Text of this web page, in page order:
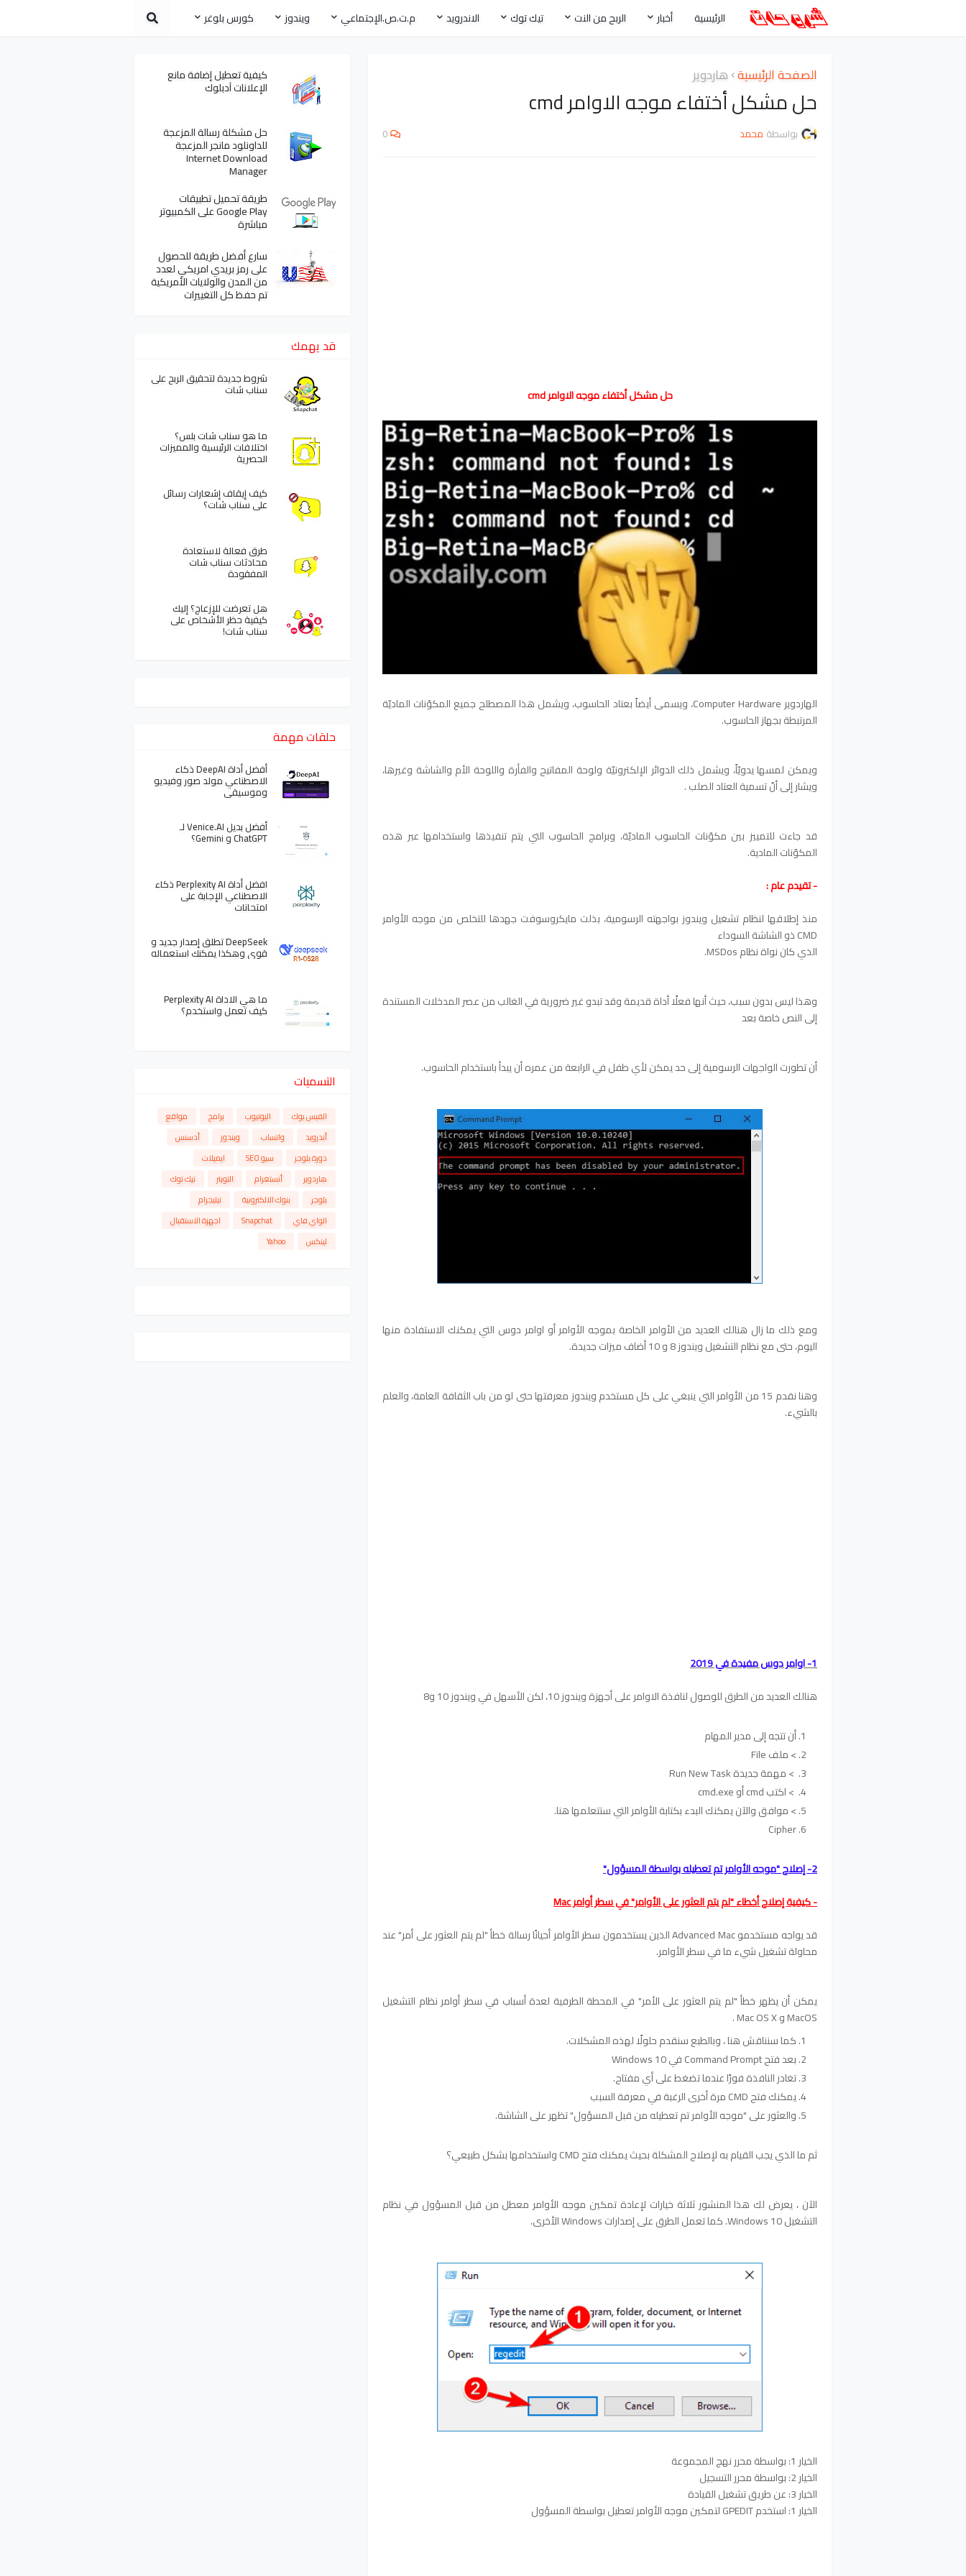
الرئيسية أخبار الربح من النت تيك توك الاندرويد م.ت.ص.الإجتماعي ويندوز كورس بلوغر
الصفحة الرئيسية هاردوير
حل مشكل أختفاء موجه الاوامر cmd
بواسطة محمد 0
حل مشكل أختفاء موجه الاوامر cmd
الهاردوير Computer Hardware، ويسمى أيضاً بعتاد الحاسوب، ويشمل هذا المصطلح جميع المكوّنات الماديّة
المرتبطة بجهاز الحاسوب.
ويمكن لمسها يدويّاً، ويشمل ذلك الدوائر الإلكترونيّة ولوحة المفاتيح والفأرة واللوحة الأم والشاشة وغيرها،
ويشار إلى أنّ تسمية العتاد الصلب .
قد جاءت للتمييز بين مكوّنات الحاسوب الماديّة، وبرامج الحاسوب التي يتم تنفيذها واستخدامها عبر هذه
المكوّنات المادية.
- تقيدم عام :
منذ إطلاقها لنظام تشغيل ويندوز بواجهته الرسومية، بذلت مايكروسوفت جهدها للتخلص من موجه الأوامر
CMD ذو الشاشة السوداء
الذي كان نواة نظام MSDos.
وهذا ليس بدون سبب، حيث أنها فعلًا أداة قديمة وقد تبدو غير ضرورية في الغالب من عصر المدخلات المستندة
إلى النص خاصة بعد
أن تطورت الواجهات الرسومية إلى حد يمكن لأي طفل في الرابعة من عمره أن يبدأ باستخدام الحاسوب.
ومع ذلك ما زال هنالك العديد من الأوامر الخاصة بموجه الأوامر أو اوامر دوس التي يمكنك الاستفادة منها
اليوم، حتى مع نظام التشغيل ويندوز 8 و 10 أضاف ميزات جديدة.
وهنا نقدم 15 من الأوامر التي ينبغي على كل مستخدم ويندوز معرفتها حتى لو من باب الثقافة العامة، والعلم
بالشيء.
1- اوامر دوس مفيدة في 2019
هنالك العديد من الطرق للوصول لنافذة الاوامر على أجهزة ويندوز 10، لكن الأسهل في ويندوز 10 و8
أن تتجه إلى مدير المهام
> ملف File
> مهمة جديدة Run New Task
> اكتب cmd أو cmd.exe
> موافق والآن يمكنك البدء بكتابة الأوامر التي ستتعلمها هنا.
Cipher
2- إصلاح "موجه الأوامر تم تعطيله بواسطة المسؤول"
- كيفية إصلاح أخطاء "لم يتم العثور على الأوامر" في سطر أوامر Mac
قد يواجه مستخدمو Advanced Mac الذين يستخدمون سطر الأوامر أحيانًا رسالة خطأ "لم يتم العثور على أمر" عند
محاولة تشغيل شيء ما في سطر الأوامر.
يمكن أن يظهر خطأ "لم يتم العثور على الأمر" في المحطة الطرفية لعدة أسباب في سطر أوامر نظام التشغيل
MacOS و Mac OS X .
كما سنناقش هنا ، وبالطبع سنقدم حلولًا لهذه المشكلات.
بعد فتح Command Prompt في Windows 10
تغادر النافذة فورًا عندما تضغط على أي مفتاح.
يمكنك فتح CMD مرة أخرى الرغبة في معرفة السبب
والعثور على "موجه الأوامر تم تعطيله من قبل المسؤول" تظهر على الشاشة.
ثم ما الذي يجب القيام به لإصلاح المشكلة بحيث يمكنك فتح CMD واستخدامها بشكل طبيعي؟
الآن ، يعرض لك هذا المنشور ثلاثة خيارات لإعادة تمكين موجه الأوامر معطل من قبل المسؤول في نظام
التشغيل Windows 10. كما تعمل الطرق على إصدارات Windows الأخرى.
الخيار 1: بواسطة محرر نهج المجموعة
الخيار 2: بواسطة محرر التسجيل
الخيار 3: عن طريق تشغيل القيادة
الخيار 1: استخدم GPEDIT لتمكين موجه الأوامر تعطيل بواسطة المسؤول
كيفية تعطيل إضافة مانع
الإعلانات آدبلوك
حل مشكلة رسالة المزعجة
للداونلود مانجر المزعجة
Internet Download
Manager
طريقة تحميل تطبيقات
Google Play على الكمبيوتر
مباشرة
سارع أفضل طريقة للحصول
على رمز بريدي امريكي لعدد
من المدن والولايات الأمريكية
تم حفظ كل التغييرات
قد يهمك
شروط جديدة لتحقيق الربح على
سناب شات
ما هو سناب شات بلس؟
اختلافات الرئيسية والمميزات
الحصرية
كيف إيقاف إشعارات رسائل
على سناب شات؟
طرق فعالة لاستعادة
محادثات سناب شات
المفقودة
هل تعرضت للإزعاج؟ إليك
كيفية حظر الأشخاص على
سناب شات!
حلقات مهمة
أفضل أداة DeepAI ذكاء
الاصطناعي مولد صور وفيديو
وموسيقى
أفضل بديل Venice.AI لـ
ChatGPT و Gemini؟
افضل أداة Perplexity AI ذكاء
الاصطناعي الإجابة على
امتحانات
DeepSeek تطلق إصدار جديد و
قوي وهكذا يمكنك استعماله
ما هي الاداة Perplexity AI
كيف تعمل واستخدم؟
التسميات
الفيس بوك اليوتيوب برامج
مواقع
أندرويد
واتساب ويندوز
أدسنس
دورة بلوجر
سيو SEO
ايميلات
هاردوير
أنستغرام التويتر
تيك توك
بلوجر
بنوك الالكترونية
تيليجرام
الواي فاي
Snapchat
اجهزة الاستقبال
لينكس
Yahoo